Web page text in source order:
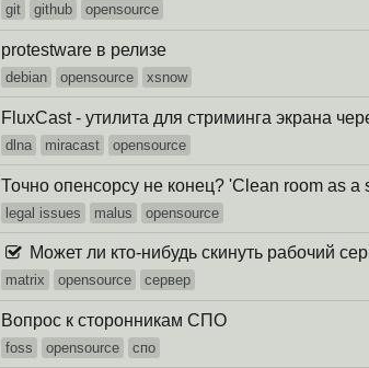
git github opensource
protestware в релизе
debian opensource xsnow
FluxCast - утилита для стриминга экрана
dlna miracast opensource
Точно опенсорсу не конец? 'Clean room as a
legal issues malus opensource
Может ли кто-нибудь скинуть рабочий
matrix opensource сервер
Вопрос к сторонникам СПО
foss opensource спо